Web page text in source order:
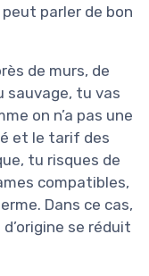
parler de bon
de murs, de
sauvage, tu vas
on n’a pas une
et le tarif des
tu risques de
compatibles,
Dans ce cas,
se réduit